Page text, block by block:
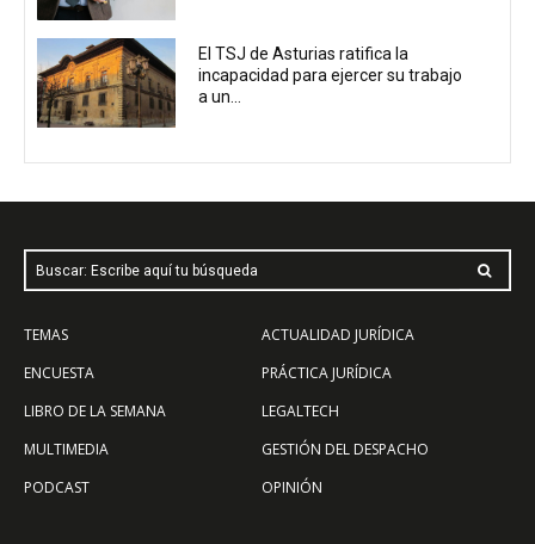
El TSJ de Asturias ratifica la
incapacidad para ejercer su trabajo
a un...
Buscar: Escribe aquí tu búsqueda
TEMAS
ENCUESTA
LIBRO DE LA SEMANA
MULTIMEDIA
PODCAST
ACTUALIDAD JURÍDICA
PRÁCTICA JURÍDICA
LEGALTECH
GESTIÓN DEL DESPACHO
OPINIÓN